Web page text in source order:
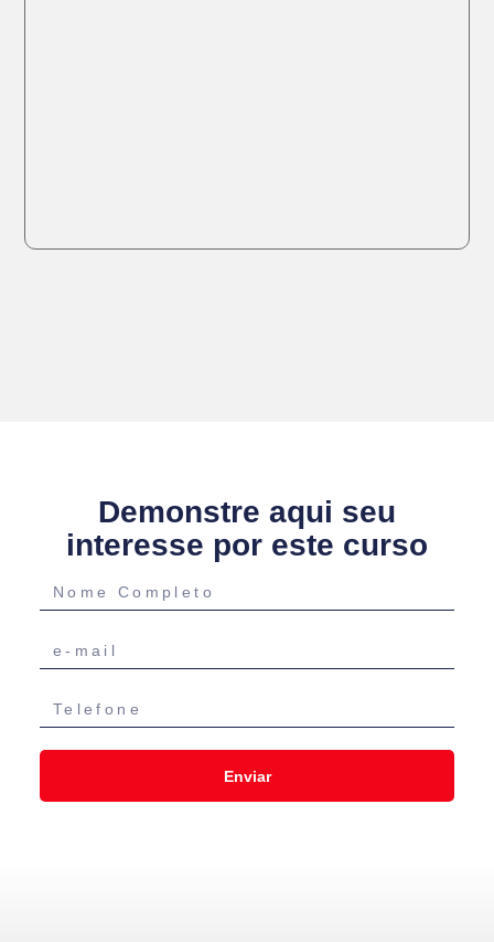
Demonstre aqui seu
interesse por este curso
Enviar